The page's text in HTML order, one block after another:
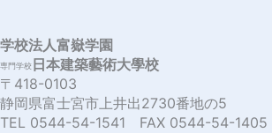
学校法人富嶽学園
専門学校 日本建築藝術大學校
〒418-0103
静岡県富士宮市上井出2730番地の5
TEL 0544-54-1541 FAX 0544-54-1405